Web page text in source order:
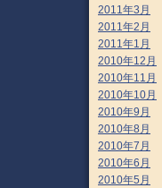
2011年3月
2011年2月
2011年1月
2010年12月
2010年11月
2010年10月
2010年9月
2010年8月
2010年7月
2010年6月
2010年5月